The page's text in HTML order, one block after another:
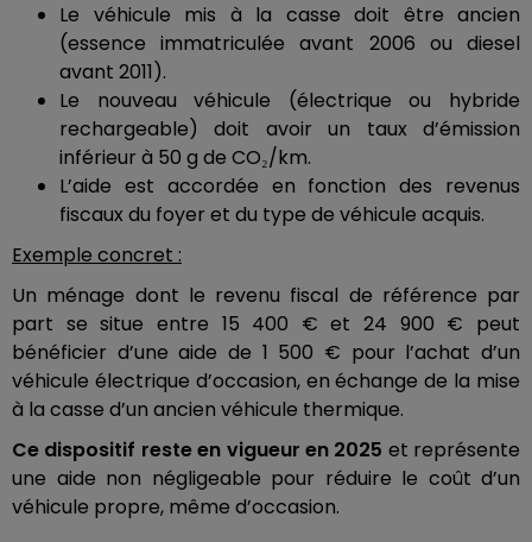
Le véhicule mis à la casse doit être ancien
(essence immatriculée avant 2006 ou diesel
avant 2011).
Le nouveau véhicule (électrique ou hybride
rechargeable) doit avoir un taux d’émission
inférieur à 50 g de CO₂/km.
L’aide est accordée en fonction des revenus
fiscaux du foyer et du type de véhicule acquis.
Exemple concret :
Un ménage dont le revenu fiscal de référence par
part se situe entre 15 400 € et 24 900 € peut
bénéficier d’une aide de 1 500 € pour l’achat d’un
véhicule électrique d’occasion, en échange de la mise
à la casse d’un ancien véhicule thermique.
Ce dispositif reste en vigueur en 2025 et représente
une aide non négligeable pour réduire le coût d’un
véhicule propre, même d’occasion.